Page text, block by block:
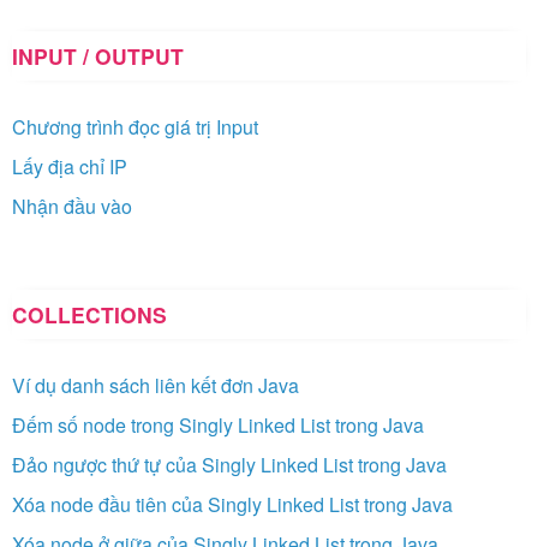
INPUT / OUTPUT
Chương trình đọc giá trị Input
Lấy địa chỉ IP
Nhận đầu vào
COLLECTIONS
Ví dụ danh sách liên kết đơn Java
Đếm số node trong Singly Linked List trong Java
Đảo ngược thứ tự của Singly Linked List trong Java
Xóa node đầu tiên của Singly Linked List trong Java